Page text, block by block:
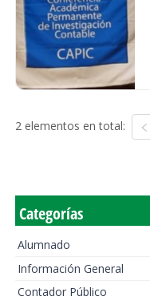
2 elementos en total:
Categorías
Alumnado
Información General
Contador Público